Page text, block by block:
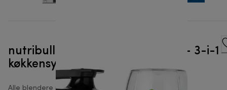
nutribullet® Triple Prep System - 3-i-1
køkkensystem
Alle blendere i fuld størrelse